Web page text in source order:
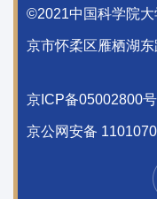
©2021中国科学院
京市怀柔区雁栖湖
京ICP备05002800号
京公网安备